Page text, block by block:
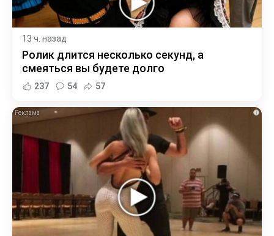
13 ч. назад
Ролик длится несколько секунд, а
смеяться вы будете долго
237 54 57
i